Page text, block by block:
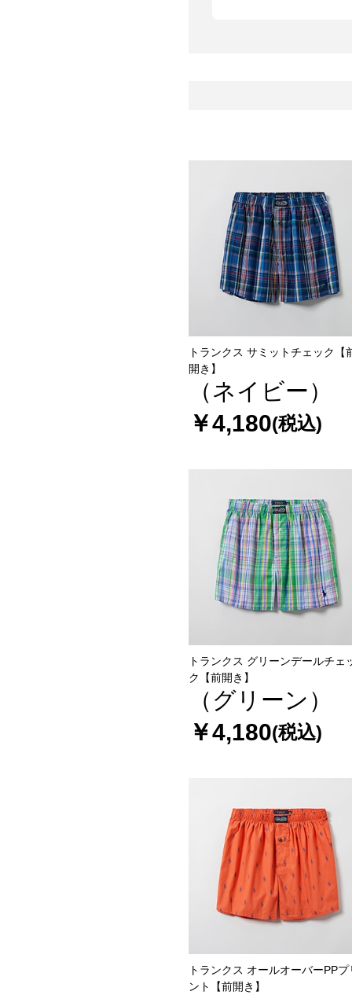
トランクス サミットチェック【
開き】
（ネイビー）
￥4,180(税込)
トランクス グリーンデールチェ
ク【前開き】
（グリーン）
￥4,180(税込)
トランクス オールオーバーPPプ
ント【前開き】